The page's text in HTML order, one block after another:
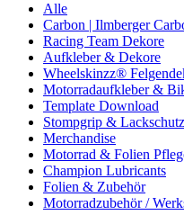
Alle
Carbon | Ilmberger
Racing Team Dekore
Aufkleber & Dekore
Wheelskinzz®
Motorradaufkleber &
Template Download
Stompgrip & Lackschutz
Merchandise
Motorrad & Folien
Champion Lubricants
Folien & Zubehör
Motorradzubehör /